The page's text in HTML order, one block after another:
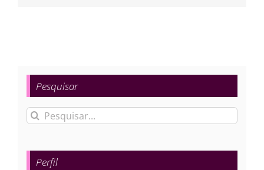
Pesquisar
Buscar
para:
Perfil